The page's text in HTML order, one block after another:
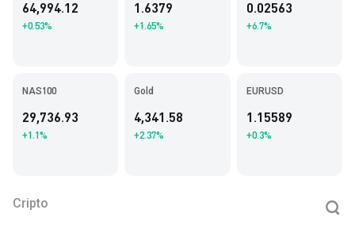
64,994.12
+0.53%
1.6379
+1.65%
0.02563
+6.7%
NAS100
29,736.93
+1.1%
Gold
4,341.58
+2.37%
EURUSD
1.15589
+0.3%
Cripto